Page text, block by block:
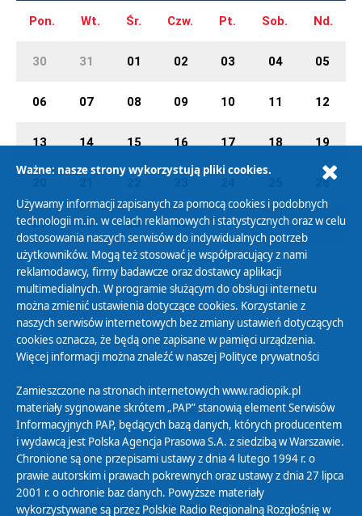
Pon. Wt. Śr. Czw. Pt. Sob. Nd.
30 31 01 02 03 04 05
06 07 08 09 10 11 12
13 14 15 16 17 18 19
26
27 28 29 30 01 02 03
Polityka Prywatności
Zasady korzystania z Serwisu
Organizacje Pożytku Publicznego
Cyfryzacja DAB+
Polityka ochrony danych osobowych
Abonament
Zamówienia publiczne
Biuletyn Informacji Publicznej
Ważne: nasze strony wykorzystują pliki cookies.
Używamy informacji zapisanych za pomocą cookies i podobnych
technologii m.in. w celach reklamowych i statystycznych oraz w celu
dostosowania naszych serwisów do indywidualnych potrzeb
użytkowników. Mogą też stosować je współpracujący z nami
reklamodawcy, firmy badawcze oraz dostawcy aplikacji
multimedialnych. W programie służącym do obsługi internetu
można zmienić ustawienia dotyczące cookies. Korzystanie z
naszych serwisów internetowych bez zmiany ustawień dotyczących
cookies oznacza, że będą one zapisane w pamięci urządzenia.
Więcej informacji można znaleźć w naszej Polityce prywatności
Zamieszczone na stronach internetowych www.radiopik.pl
materiały sygnowane skrótem „PAP” stanowią element Serwisów
Informacyjnych PAP, będących bazą danych, których producentem
i wydawcą jest Polska Agencja Prasowa S.A. z siedzibą w Warszawie.
Chronione są one przepisami ustawy z dnia 4 lutego 1994 r. o
prawie autorskim i prawach pokrewnych oraz ustawy z dnia 27 lipca
2001 r. o ochronie baz danych. Powyższe materiały
wykorzystywane są przez Polskie Radio Regionalną Rozgłośnię w